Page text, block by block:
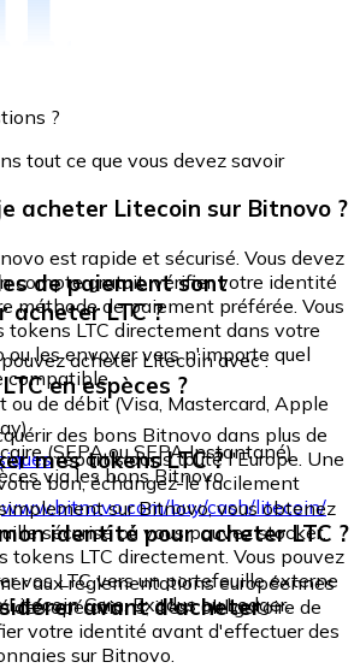
?
tout ce que vous devez savoir
acheter Litecoin sur Bitnovo ?
est rapide et sécurisé. Vous devez
compte gratuit, vérifier votre identité
méthode de paiement préférée. Vous
tokens LTC directement dans votre
les envoyer vers n'importe quel
compatible.
de paiement sont
acheter LTC ?
acheter Litecoin avec :
ou de débit (Visa, Mastercard, Apple
(SEPA ou SEPA Instantané)
via les bons Bitnovo
en espèces ?
des bons Bitnovo dans plus de
répartis dans toute l'Europe. Une
bon, échangez-le facilement
www.bitnovo.com/buy/cash/litecoin/
mes tokens LTC ?
sur Bitnovo, vous obtenez
sécurisé où vous pouvez stocker,
tokens LTC directement. Vous pouvez
vos LTC vers un portefeuille externe
Core, Exodus ou Ledger.
identité pour acheter LTC ?
aux réglementations européennes
des opérations, il est obligatoire de
votre identité avant d'effectuer des
sur Bitnovo.
avant d'acheter